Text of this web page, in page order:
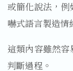
或簡化說法，
嚇式語言製造情
這類內容雖然
判斷過程。